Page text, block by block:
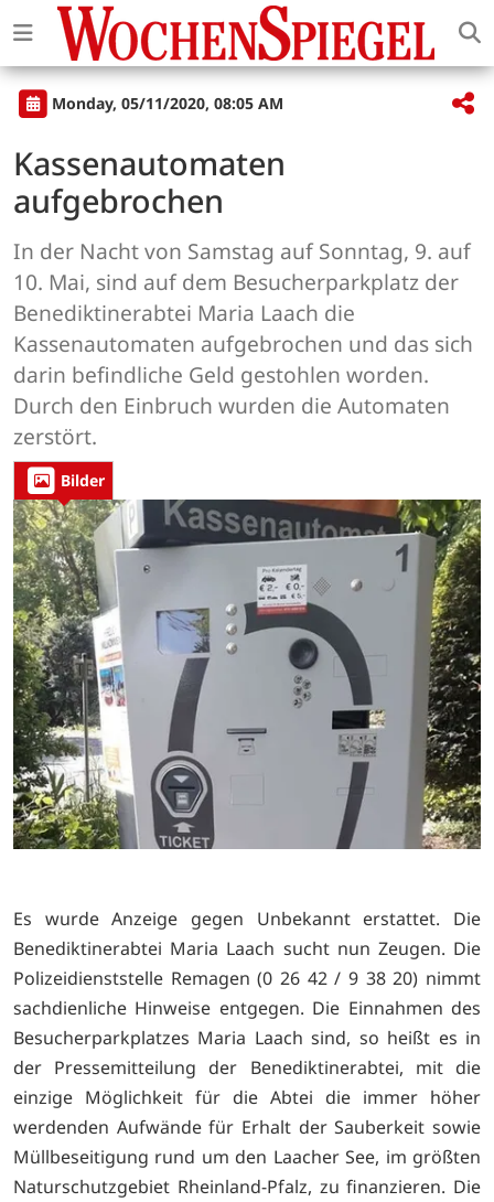
Monday, 05/11/2020, 08:05 AM
Kassenautomaten
aufgebrochen
In der Nacht von Samstag auf Sonntag, 9. auf
10. Mai, sind auf dem Besucherparkplatz der
Benediktinerabtei Maria Laach die
Kassenautomaten aufgebrochen und das sich
darin befindliche Geld gestohlen worden.
Durch den Einbruch wurden die Automaten
zerstört.
Bilder
Es wurde Anzeige gegen Unbekannt erstattet. Die
Benediktinerabtei Maria Laach sucht nun Zeugen. Die
Polizeidienststelle Remagen (0 26 42 / 9 38 20) nimmt
sachdienliche Hinweise entgegen. Die Einnahmen des
Besucherparkplatzes Maria Laach sind, so heißt es in
der Pressemitteilung der Benediktinerabtei, mit die
einzige Möglichkeit für die Abtei die immer höher
werdenden Aufwände für Erhalt der Sauberkeit sowie
Müllbeseitigung rund um den Laacher See, im größten
Naturschutzgebiet Rheinland-Pfalz, zu finanzieren. Die